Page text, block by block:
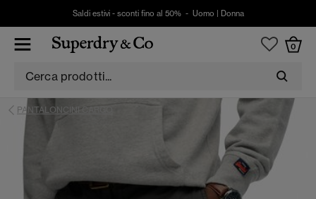
Saldi estivi - sconti fino al 50% - Uomo Donna
0
PANTALONCINI CARGO